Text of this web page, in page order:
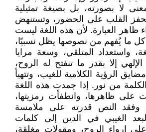
لا بصورته، بل بصيغة تمثيلية
القلب على الحضور، وتستنهض
ظاهر العبارة. لأن هذه اللغة ليست
ما يُفهم من نصوصها يظل نسبيًا،
واستعداد المتلقي، وسعة مرايا
إلا بقدر ما تنفتح له الروح،
الرؤية الكلامية للغيب، وتتهيأ
من نور. إذا جمدت هذه اللغة
على ظاهرها، وانطفأت رمزيتها،
وفقد النص قدرته على ملامسة
الغيبي في الدين إلى كلمات
إرواء الروح، ومقولات مغلقة،